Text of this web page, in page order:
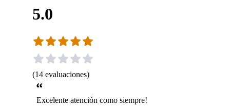
5.0
(14 evaluaciones)
Excelente atención como siempre!